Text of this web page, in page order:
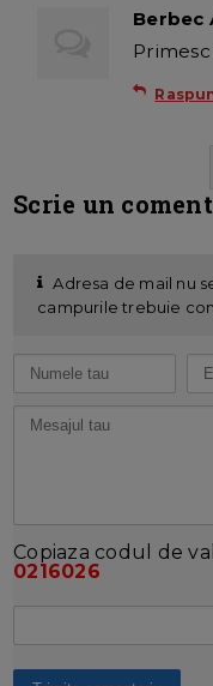
Berbec
Scrie un
Adresa de mail nu
campurile trebuie
Copiaza codul de
0216026